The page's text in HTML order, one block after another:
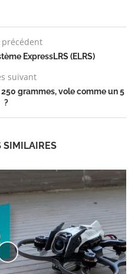
ExpressLRS (ELRS)
suivant
250 grammes, vole comme un 5
?
SIMILAIRES